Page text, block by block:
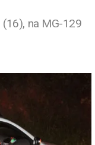
na MG-129